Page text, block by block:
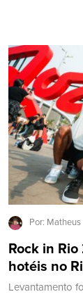
Por:
Rock in
hotéis no
Levantamento